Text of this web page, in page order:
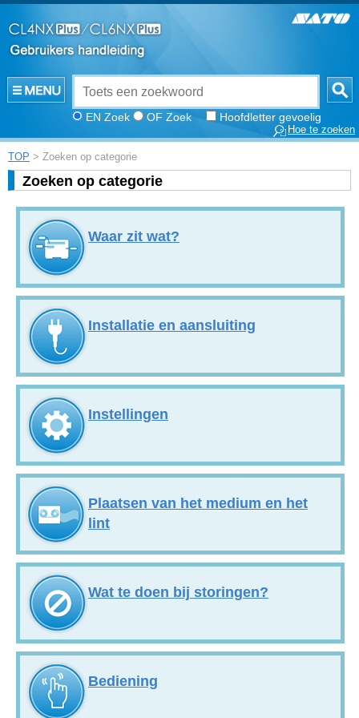
EN Zoek OF Zoek Hoofdletter gevoelig
Hoe te zoeken
TOP > Zoeken op categorie
Zoeken op categorie
Waar zit wat?
Installatie en aansluiting
Instellingen
Plaatsen van het medium en het
lint
Wat te doen bij storingen?
Bediening